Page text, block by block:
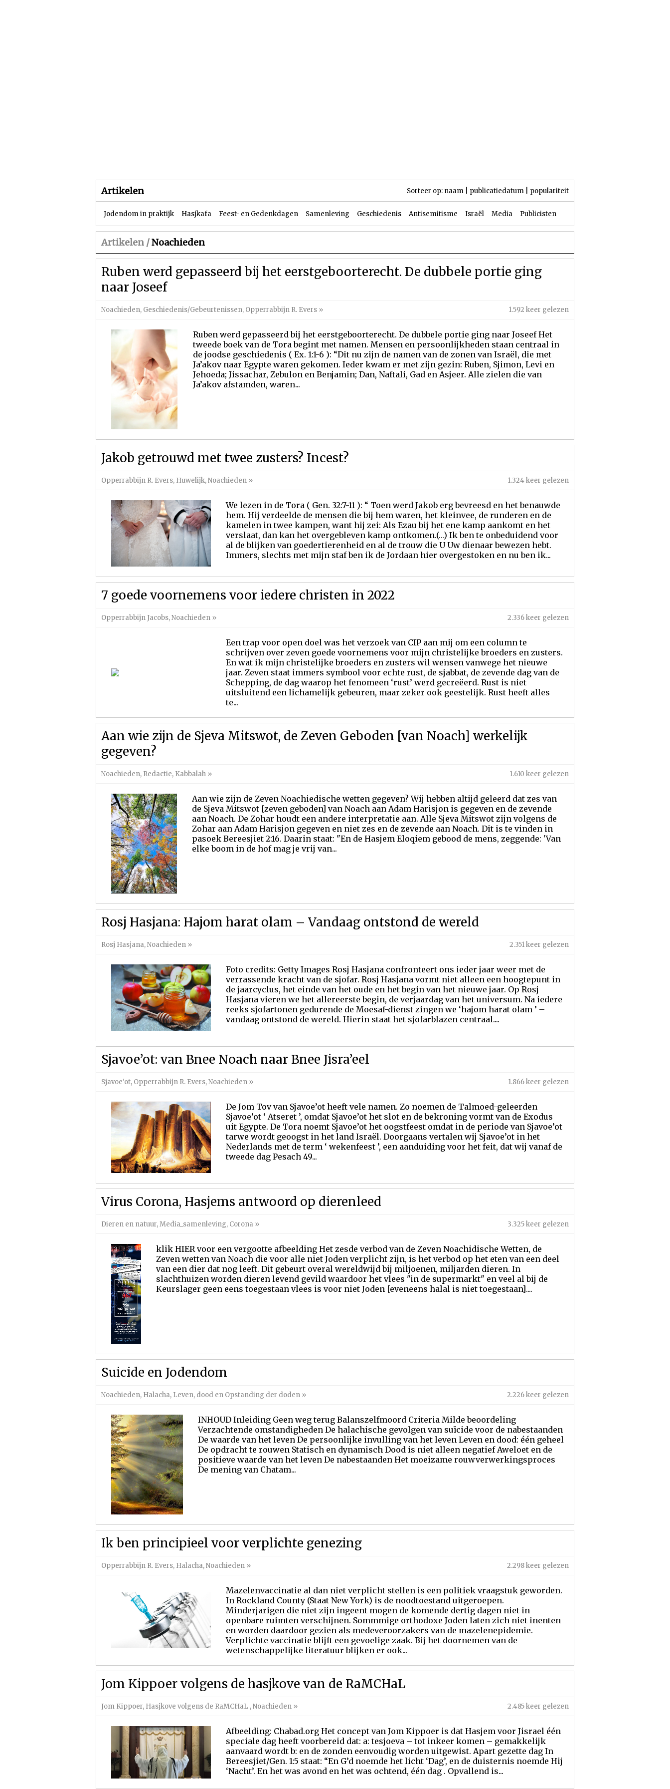
Artikelen Sorteer op: naam publicatiedatum populariteit
Jodendom in praktijk Hasjkafa Feest- en Gedenkdagen Samenleving Geschiedenis Antisemitisme Israël Media Publicisten
Artikelen /Noachieden
Ruben werd gepasseerd bij het eerstgeboorterecht. De dubbele portie ging
naar Joseef
Noachieden, Geschiedenis/Gebeurtenissen, Opperrabbijn R. Evers » 1.592 keer gelezen
Ruben werd gepasseerd bij het eerstgeboorterecht. De dubbele portie ging naar Joseef Het
tweede boek van de Tora begint met namen. Mensen en persoonlijkheden staan centraal in
de joodse geschiedenis ( Ex. 1:1-6 ): “Dit nu zijn de namen van de zonen van Israël, die met
Ja’akov naar Egypte waren gekomen. Ieder kwam er met zijn gezin: Ruben, Sjimon, Levi en
Jehoeda; Jissachar, Zebulon en Benjamin; Dan, Naftali, Gad en Asjeer. Alle zielen die van
Ja’akov afstamden, waren...
Jakob getrouwd met twee zusters? Incest?
Opperrabbijn R. Evers, Huwelijk,Noachieden » 1.324 keer gelezen
We lezen in de Tora ( Gen. 32:7-11 ): “ Toen werd Jakob erg bevreesd en het benauwde
hem. Hij verdeelde de mensen die bij hem waren, het kleinvee, de runderen en de
kamelen in twee kampen, want hij zei: Als Ezau bij het ene kamp aankomt en het
verslaat, dan kan het overgebleven kamp ontkomen.(…) Ik ben te onbeduidend voor
al de blijken van goedertierenheid en al de trouw die U Uw dienaar bewezen hebt.
Immers, slechts met mijn staf ben ik de Jordaan hier overgestoken en nu ben ik...
7 goede voornemens voor iedere christen in 2022
Opperrabbijn Jacobs,Noachieden » 2.336 keer gelezen
Een trap voor open doel was het verzoek van CIP aan mij om een column te
schrijven over zeven goede voornemens voor mijn christelijke broeders en zusters.
En wat ik mijn christelijke broeders en zusters wil wensen vanwege het nieuwe
jaar. Zeven staat immers symbool voor echte rust, de sjabbat, de zevende dag van de
Schepping, de dag waarop het fenomeen ‘rust’ werd gecreëerd. Rust is niet
uitsluitend een lichamelijk gebeuren, maar zeker ook geestelijk. Rust heeft alles
te...
Aan wie zijn de Sjeva Mitswot, de Zeven Geboden [van Noach] werkelijk
gegeven?
Noachieden, Redactie, Kabbalah » 1.610 keer gelezen
Aan wie zijn de Zeven Noachiedische wetten gegeven? Wij hebben altijd geleerd dat zes van
de Sjeva Mitswot [zeven geboden] van Noach aan Adam Harisjon is gegeven en de zevende
aan Noach. De Zohar houdt een andere interpretatie aan. Alle Sjeva Mitswot zijn volgens de
Zohar aan Adam Harisjon gegeven en niet zes en de zevende aan Noach. Dit is te vinden in
pasoek Bereesjiet 2:16. Daarin staat: "En de Hasjem Eloqiem gebood de mens, zeggende: 'Van
elke boom in de hof mag je vrij van...
Rosj Hasjana: Hajom harat olam – Vandaag ontstond de wereld
Rosj Hasjana,Noachieden » 2.351 keer gelezen
Foto credits: Getty Images Rosj Hasjana confronteert ons ieder jaar weer met de
verrassende kracht van de sjofar. Rosj Hasjana vormt niet alleen een hoogtepunt in
de jaarcyclus, het einde van het oude en het begin van het nieuwe jaar. Op Rosj
Hasjana vieren we het allereerste begin, de verjaardag van het universum. Na iedere
reeks sjofartonen gedurende de Moesaf-dienst zingen we ‘hajom harat olam ’ –
vandaag ontstond de wereld. Hierin staat het sjofarblazen centraal....
Sjavoe’ot: van Bnee Noach naar Bnee Jisra’eel
Sjavoe'ot, Opperrabbijn R. Evers,Noachieden » 1.866 keer gelezen
De Jom Tov van Sjavoe’ot heeft vele namen. Zo noemen de Talmoed-geleerden
Sjavoe’ot ‘ Atseret ’, omdat Sjavoe’ot het slot en de bekroning vormt van de Exodus
uit Egypte. De Tora noemt Sjavoe’ot het oogstfeest omdat in de periode van Sjavoe’ot
tarwe wordt geoogst in het land Israël. Doorgaans vertalen wij Sjavoe’ot in het
Nederlands met de term ‘ wekenfeest ’, een aanduiding voor het feit, dat wij vanaf de
tweede dag Pesach 49...
Virus Corona, Hasjems antwoord op dierenleed
Dieren en natuur,Media_samenleving, Corona » 3.325 keer gelezen
klik HIER voor een vergootte afbeelding Het zesde verbod van de Zeven Noachidische Wetten, de
Zeven wetten van Noach die voor alle niet Joden verplicht zijn, is het verbod op het eten van een deel
van een dier dat nog leeft. Dit gebeurt overal wereldwijd bij miljoenen, miljarden dieren. In
slachthuizen worden dieren levend gevild waardoor het vlees "in de supermarkt" en veel al bij de
Keurslager geen eens toegestaan vlees is voor niet Joden [eveneens halal is niet toegestaan]....
Suicide en Jodendom
Noachieden, Halacha, Leven, dood en Opstanding der doden » 2.226 keer gelezen
INHOUD Inleiding Geen weg terug Balanszelfmoord Criteria Milde beoordeling
Verzachtende omstandigheden De halachische gevolgen van suïcide voor de nabestaanden
De waarde van het leven De persoonlijke invulling van het leven Leven en dood: één geheel
De opdracht te rouwen Statisch en dynamisch Dood is niet alleen negatief Aweloet en de
positieve waarde van het leven De nabestaanden Het moeizame rouwverwerkingsproces
De mening van Chatam...
Ik ben principieel voor verplichte genezing
Opperrabbijn R. Evers, Halacha,Noachieden » 2.298 keer gelezen
Mazelenvaccinatie al dan niet verplicht stellen is een politiek vraagstuk geworden.
In Rockland County (Staat New York) is de noodtoestand uitgeroepen.
Minderjarigen die niet zijn ingeent mogen de komende dertig dagen niet in
openbare ruimten verschijnen. Sommmige orthodoxe Joden laten zich niet inenten
en worden daardoor gezien als medeveroorzakers van de mazelenepidemie.
Verplichte vaccinatie blijft een gevoelige zaak. Bij het doornemen van de
wetenschappelijke literatuur blijken er ook...
Jom Kippoer volgens de hasjkove van de RaMCHaL
Jom Kippoer, Hasjkove volgens de RaMCHaL ,Noachieden » 2.485 keer gelezen
Afbeelding: Chabad.org Het concept van Jom Kippoer is dat Hasjem voor Jisrael één
speciale dag heeft voorbereid dat: a: tesjoeva – tot inkeer komen – gemakkelijk
aanvaard wordt b: en de zonden eenvoudig worden uitgewist. Apart gezette dag In
Bereesjiet/Gen. 1:5 staat: “En G’d noemde het licht ‘Dag’, en de duisternis noemde Hij
‘Nacht’. En het was avond en het was ochtend, één dag . Opvallend is...